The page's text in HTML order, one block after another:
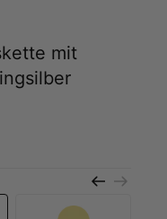
mit